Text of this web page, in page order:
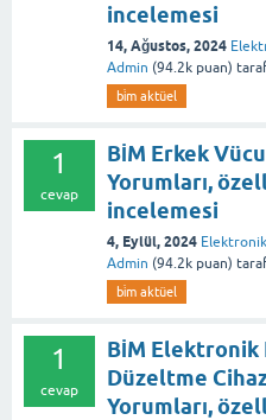
incelemesi
14, Ağustos, 2024
Admin (94.2k puan)
bi̇m aktüel
1
cevap
BİM Erkek
Yorumları,
incelemesi
4, Eylül, 2024 Elektronik
Admin (94.2k puan)
bi̇m aktüel
1
cevap
BİM Elektronik
Düzeltme
Yorumları,